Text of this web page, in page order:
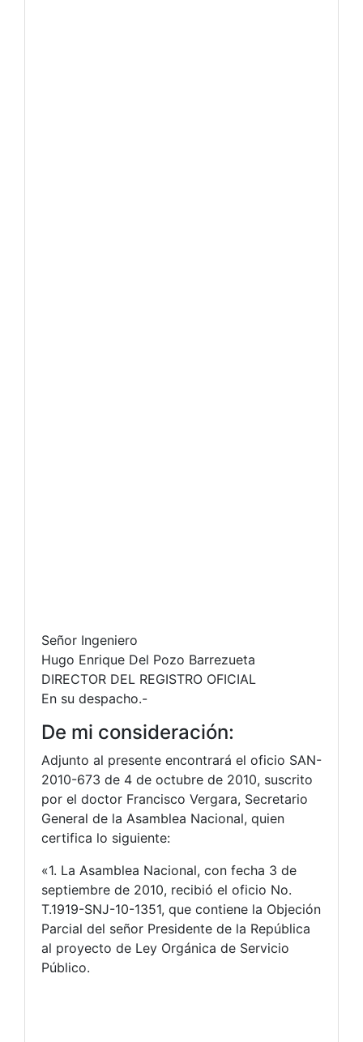
Señor Ingeniero
Hugo Enrique Del Pozo Barrezueta
DIRECTOR DEL REGISTRO OFICIAL
En su despacho.-
De mi consideración:
Adjunto al presente encontrará el oficio SAN-
2010-673 de 4 de octubre de 2010, suscrito
por el doctor Francisco Vergara, Secretario
General de la Asamblea Nacional, quien
certifica lo siguiente:
«1. La Asamblea Nacional, con fecha 3 de
septiembre de 2010, recibió el oficio No.
T.1919-SNJ-10-1351, que contiene la Objeción
Parcial del señor Presidente de la República
al proyecto de Ley Orgánica de Servicio
Público.